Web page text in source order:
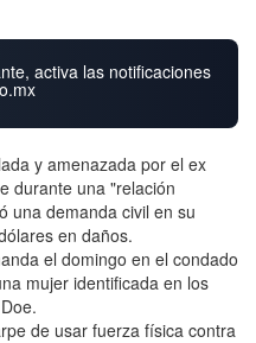
activa las notificaciones
y amenazada por el ex
durante una "relación
una demanda civil en su
en daños.
el domingo en el condado
mujer identificada en los
de usar fuerza física contra